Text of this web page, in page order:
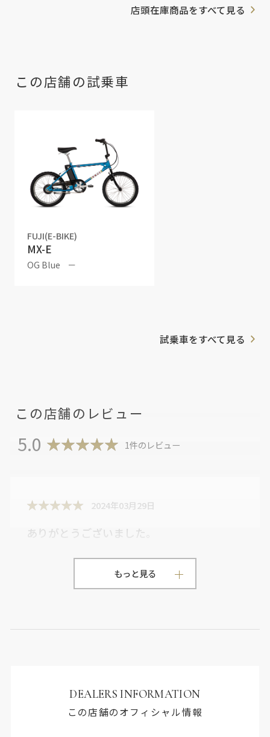
店頭在庫商品をすべて見る
この店舗の試乗車
FUJI(E-BIKE)
MX-E
OG Blue －
試乗車をすべて見る
この店舗のレビュー
5.0 1件のレビュー
2024年03月29日
ありがとうございました。
非常に丁寧にわかりやすく説明して頂き助かりま
もっと見る
DEALERS INFORMATION
この店舗のオフィシャル情報